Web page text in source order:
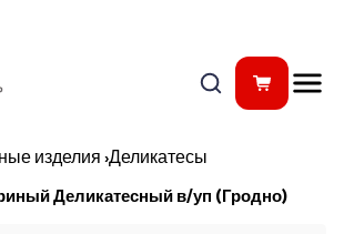
изделия ›Деликатесы
Деликатесный в/уп (Гродно)